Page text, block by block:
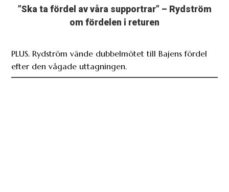
”Ska ta fördel av våra supportrar” – Rydström
om fördelen i returen
PLUS. Rydström vände dubbelmötet till Bajens fördel
efter den vågade uttagningen.